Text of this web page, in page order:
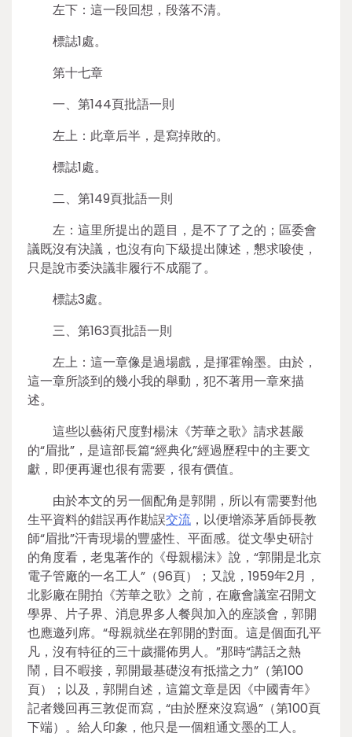
左下：這一段回想，段落不清。
標誌1處。
第十七章
一、第144頁批語一則
左上：此章后半，是寫掉敗的。
標誌1處。
二、第149頁批語一則
左：這里所提出的題目，是不了了之的；區委會
議既沒有決議，也沒有向下級提出陳述，懇求唆使，
只是說市委決議非履行不成罷了。
標誌3處。
三、第163頁批語一則
左上：這一章像是過場戲，是揮霍翰墨。由於，
這一章所談到的幾小我的舉動，犯不著用一章來描
述。
這些以藝術尺度對楊沫《芳華之歌》請求甚嚴
的“眉批”，是這部長篇“經典化”經過歷程中的主要文
獻，即便再遲也很有需要，很有價值。
由於本文的另一個配角是郭開，所以有需要對他
生平資料的錯誤再作勘誤交流 ，以便增添茅盾師長教
師“眉批”汗青現場的豐盛性、平面感。從文學史研討
的角度看，老鬼著作的《母親楊沫》說，“郭開是北京
電子管廠的一名工人”（96頁）；又說，1959年2月，
北影廠在開拍《芳華之歌》之前，在廠會議室召開文
學界、片子界、消息界多人餐與加入的座談會，郭開
也應邀列席。“母親就坐在郭開的對面。這是個面孔平
凡，沒有特征的三十歲擺佈男人。”那時“講話之熱
鬧，目不暇接，郭開最基礎沒有抵擋之力”（第100
頁）；以及，郭開自述，這篇文章是因《中國青年》
記者幾回再三敦促而寫，“由於歷來沒寫過”（第100頁
下端）。給人印象，他只是一個粗通文墨的工人。